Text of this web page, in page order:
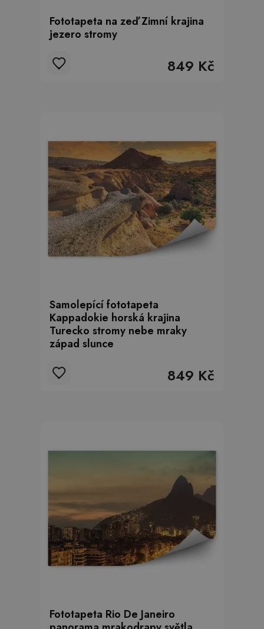
Fototapeta na zeď Zimní krajina
jezero stromy
849 Kč
Samolepící fototapeta
Kappadokie horská krajina
Turecko stromy nebe mraky
západ slunce
849 Kč
Fototapeta Rio De Janeiro